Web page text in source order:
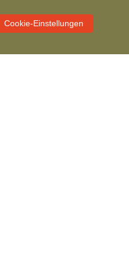
Cookie-Einstellungen